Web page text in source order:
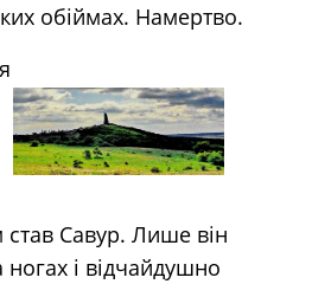
обіймах. Намертво.
став Савур. Лише він
і відчайдушно